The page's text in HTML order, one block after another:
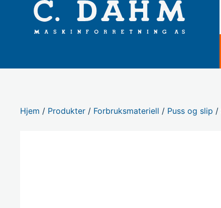
Hjem / Produkter / Forbruksmateriell / Puss og slip /